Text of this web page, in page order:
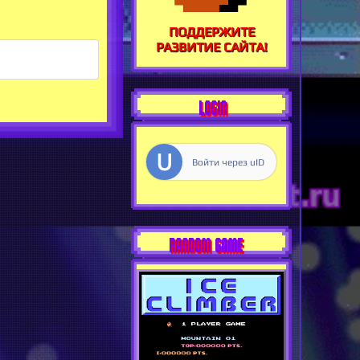
ПОДДЕРЖИТЕ
РАЗВИТИЕ САЙТА!
LOGIN
Войти через uID
RANDOM GAME